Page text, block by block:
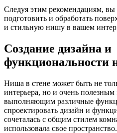
Следуя этим рекомендациям,
подготовить и обработать
и стильную нишу в вашем
Создание дизайна и
функциональности
Ниша в стене может быть не
интерьера, но и очень полезным
выполняющим различные
спроектировать дизайн и
сочеталась с общим стилем
использовала свое пространство.